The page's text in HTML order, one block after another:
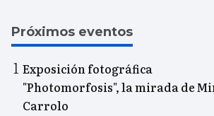
Próximos eventos
Exposición fotográfica
"Photomorfosis", la mirada de
Carrolo